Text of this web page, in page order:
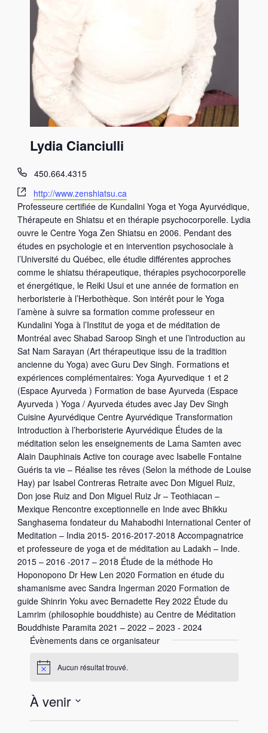
Lydia Cianciulli
T
l
é
p
h
o
n
e
450.664.4315
S
i
t
e
w
e
b
http://www.zenshiatsu.ca
Professeure certifiée de Kundalini Yoga et Yoga Ayurvédique,
Thérapeute en Shiatsu et en thérapie psychocorporelle. Lydia
ouvre le Centre Yoga Zen Shiatsu en 2006. Pendant des
études en psychologie et en intervention psychosociale à
l’Université du Québec, elle étudie différentes approches
comme le shiatsu thérapeutique, thérapies psychocorporelle
et énergétique, le Reiki Usui et une année de formation en
herboristerie à l’Herbothèque. Son intérêt pour le Yoga
l’amène à suivre sa formation comme professeur en
Kundalini Yoga à l’Institut de yoga et de méditation de
Montréal avec Shabad Saroop Singh et une l’introduction au
Sat Nam Sarayan (Art thérapeutique issu de la tradition
ancienne du Yoga) avec Guru Dev Singh. Formations et
expériences complémentaires: Yoga Ayurvedique 1 et 2
(Espace Ayurveda ) Formation de base Ayurveda (Espace
Ayurveda ) Yoga / Ayurveda études avec Jay Dev Singh
Cuisine Ayurvédique Centre Ayurvédique Transformation
Introduction à l’herboristerie Ayurvédique Études de la
méditation selon les enseignements de Lama Samten avec
Alain Dauphinais Active ton courage avec Isabelle Fontaine
Guéris ta vie – Réalise tes rêves (Selon la méthode de Louise
Hay) par Isabel Contreras Retraite avec Don Miguel Ruiz,
Don jose Ruiz and Don Miguel Ruiz Jr – Teothiacan –
Mexique Rencontre exceptionnelle en Inde avec Bhikku
Sanghasema fondateur du Mahabodhi International Center of
Meditation – India 2015- 2016-2017-2018 Accompagnatrice
et professeure de yoga et de méditation au Ladakh – Inde.
2015 – 2016 -2017 – 2018 Étude de la méthode Ho
Hoponopono Dr Hew Len 2020 Formation en étude du
shamanisme avec Sandra Ingerman 2020 Formation de
guide Shinrin Yoku avec Bernadette Rey 2022 Étude du
Lamrim (philosophie bouddhiste) au Centre de Méditation
Bouddhiste Paramita 2021 – 2022 – 2023 - 2024
Évènements dans ce organisateur
N
i
c
e
Aucun résultat trouvé.
À venir
S